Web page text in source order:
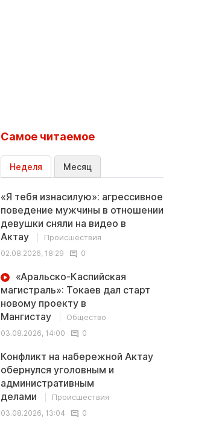
Самое читаемое
Неделя Месяц
«Я тебя изнасилую»: агрессивное
поведение мужчины в отношении
девушки сняли на видео в
Актау
Происшествия
02.08.2026, 18:29
0
«Аральско-Каспийская
магистраль»: Токаев дал старт
новому проекту в
Мангистау
Общество
03.08.2026, 14:00
0
Конфликт на набережной Актау
обернулся уголовным и
административным
делами
Происшествия
03.08.2026, 13:04
0